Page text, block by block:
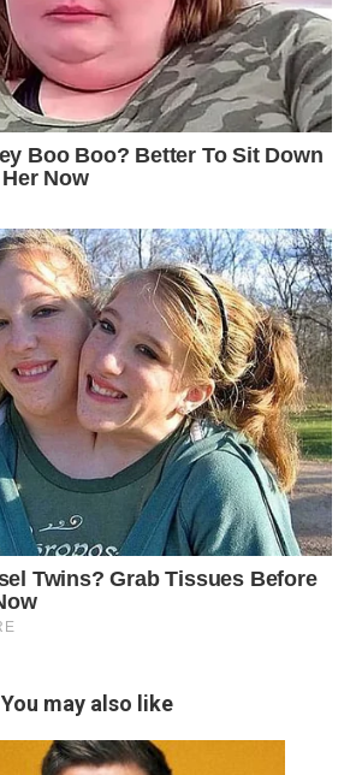
You may also like